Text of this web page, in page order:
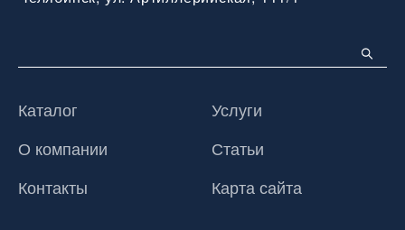
Каталог
Услуги
О компании
Статьи
Контакты
Карта сайта